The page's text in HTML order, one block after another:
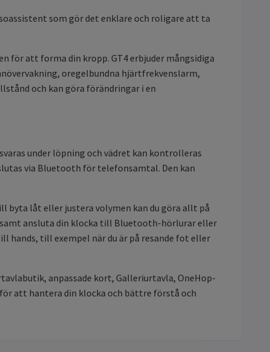
som gör det enklare och roligare att ta
för att forma din kropp. GT4 erbjuder mångsidiga
oregelbundna hjärtfrekvenslarm,
och kan göra förändringar i en
under löpning och vädret kan kontrolleras
via Bluetooth för telefonsamtal. Den kan
byta låt eller justera volymen kan du göra allt på
samt ansluta din klocka till Bluetooth-hörlurar eller
hands, till exempel när du är på resande fot eller
anpassade kort, Galleriurtavla, OneHop-
att hantera din klocka och bättre förstå och